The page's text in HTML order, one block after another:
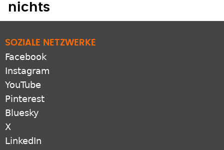
nichts
SOZIALE NETZWERKE
Facebook
Instagram
YouTube
Pinterest
Bluesky
X
LinkedIn